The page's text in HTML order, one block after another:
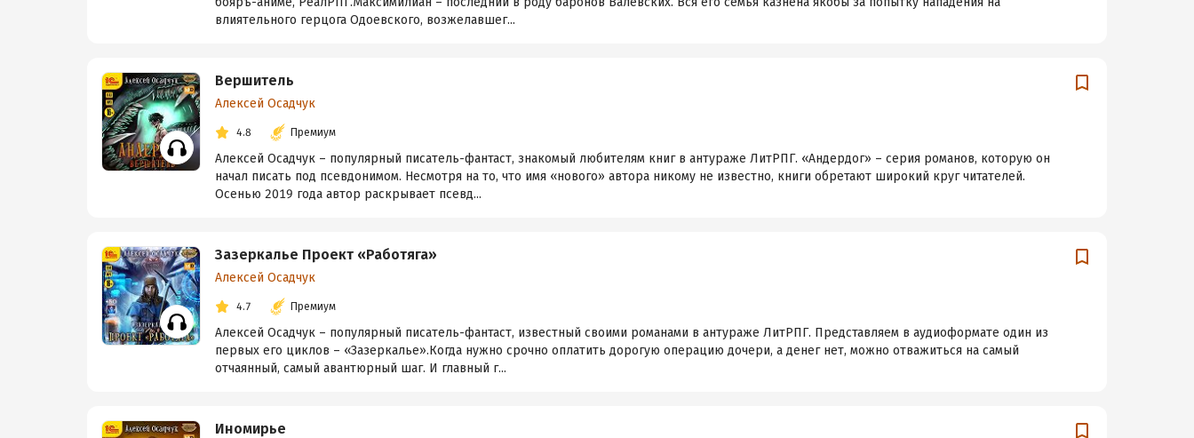
влиятельного герцога Одоевского, возжелавшег...
Вершитель
Алексей Осадчук
4.8 Премиум
Алексей Осадчук – популярный писатель-фантаст, знакомый любителям книг в антураже ЛитРПГ. «Андердог» – серия романов, которую он
начал писать под псевдонимом. Несмотря на то, что имя «нового» автора никому не известно, книги обретают широкий круг читателей.
Осенью 2019 года автор раскрывает псевд...
Зазеркалье Проект «Работяга»
Алексей Осадчук
4.7 Премиум
Алексей Осадчук – популярный писатель-фантаст, известный своими романами в антураже ЛитРПГ. Представляем в аудиоформате один из
первых его циклов – «Зазеркалье».Когда нужно срочно оплатить дорогую операцию дочери, а денег нет, можно отважиться на самый
отчаянный, самый авантюрный шаг. И главный г...
Иномирье